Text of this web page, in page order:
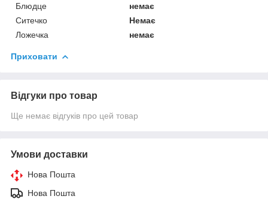
Блюдце
немає
Ситечко
Немає
Ложечка
немає
Приховати
Відгуки про товар
Ще немає відгуків про цей товар
Умови доставки
Нова Пошта
Нова Пошта